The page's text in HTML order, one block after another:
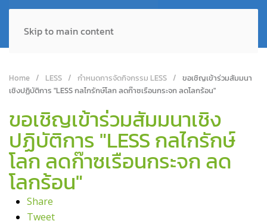
Skip to main content
Home LESS กำหนดการจัดกิจกรรม LESS
ขอเชิญเข้าร่วมสัมมนา
เชิงปฏิบัติการ "LESS กลไกรักษ์โลก ลดก๊าซเรือนกระจก ลดโลกร้อน"
ขอเชิญเข้าร่วมสัมมนาเชิง
ปฏิบัติการ "LESS กลไกรักษ์
โลก ลดก๊าซเรือนกระจก ลด
โลกร้อน"
Share
Tweet